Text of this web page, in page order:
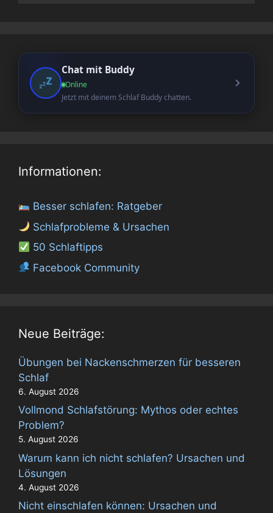
Chat mit Buddy
Online
Jetzt mit deinem Schlaf Buddy chatten.
Informationen:
Besser schlafen: Ratgeber
Schlafprobleme & Ursachen
50 Schlaftipps
Facebook Community
Neue Beiträge:
Übungen bei Nackenschmerzen für besseren
Schlaf
6. August 2026
Vollmond Schlafstörung: Mythos oder echtes
Problem?
5. August 2026
Warum kann ich nicht schlafen? Ursachen und
Lösungen
4. August 2026
Nicht einschlafen können: Ursachen und